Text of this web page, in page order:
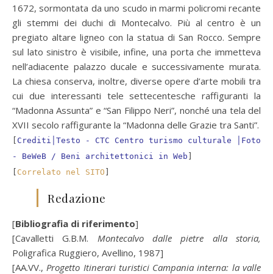
1672, sormontata da uno scudo in marmi policromi recante
gli stemmi dei duchi di Montecalvo. Più al centro è un
pregiato altare ligneo con la statua di San Rocco. Sempre
sul lato sinistro è visibile, infine, una porta che immetteva
nell’adiacente palazzo ducale e successivamente murata.
La chiesa conserva, inoltre, diverse opere d’arte mobili tra
cui due interessanti tele settecentesche raffiguranti la
“Madonna Assunta” e “San Filippo Neri”, nonché una tela del
XVII secolo raffigurante la “Madonna delle Grazie tra Santi”.
Crediti│Testo - CTC Centro turismo culturale │Foto
- BeWeB / Beni architettonici in Web
Correlato nel SITO
Redazione
[Bibliografia di riferimento]
[Cavalletti G.B.M. Montecalvo dalle pietre alla storia,
Poligrafica Ruggiero, Avellino, 1987]
[AA.VV.,Progetto Itinerari turistici Campania interna: la valle